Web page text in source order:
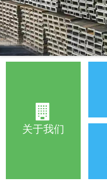
关于我们